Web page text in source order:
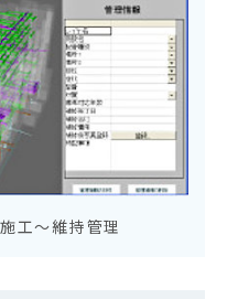
工～維持管理